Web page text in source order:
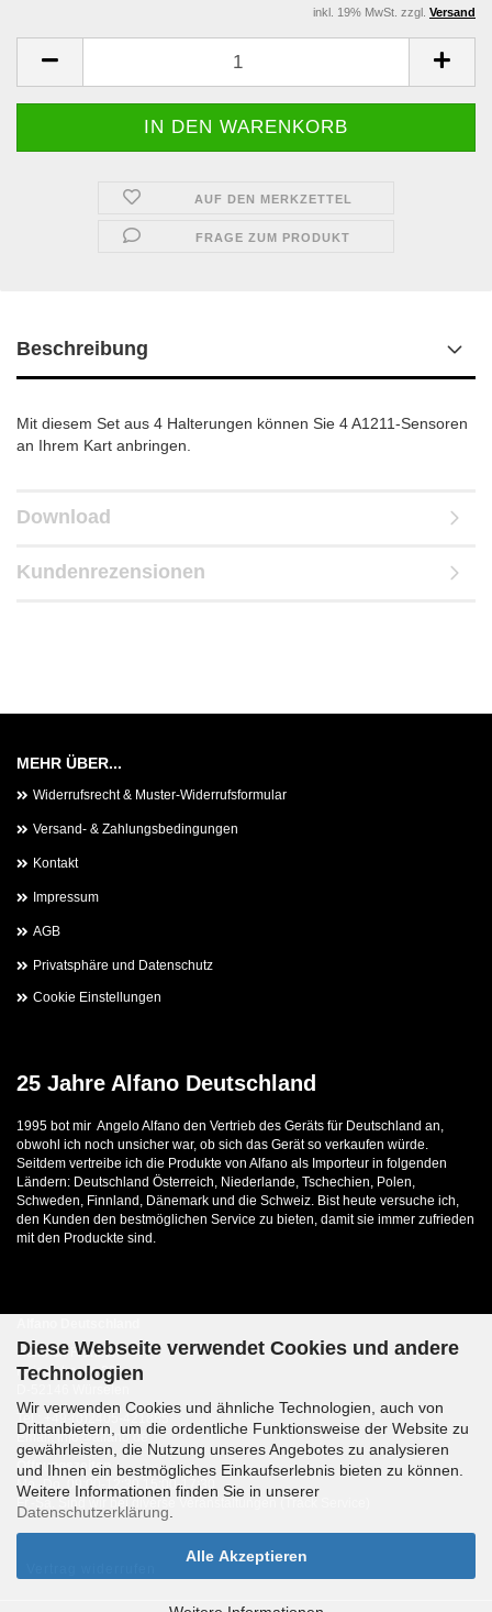
Diese Webseite verwendet Cookies und andere
Technologien
Wir verwenden Cookies und ähnliche Technologien, auch von
Drittanbietern, um die ordentliche Funktionsweise der Website zu
gewährleisten, die Nutzung unseres Angebotes zu analysieren
und Ihnen ein bestmögliches Einkaufserlebnis bieten zu können.
Weitere Informationen finden Sie in unserer
Datenschutzerklärung
Alle Akzeptieren
inkl. 19% MwSt. zzgl. Versand
AUF DEN MERKZETTEL
FRAGE ZUM PRODUKT
Beschreibung
Mit diesem Set aus 4 Halterungen können Sie 4 A1211-Sensoren
an Ihrem Kart anbringen.
Download
Kundenrezensionen
MEHR ÜBER...
Widerrufsrecht & Muster-Widerrufsformular
Versand- & Zahlungsbedingungen
Kontakt
Impressum
AGB
Privatsphäre und Datenschutz
Cookie Einstellungen
25 Jahre Alfano Deutschland
1995 bot mir Angelo Alfano den Vertrieb des Geräts für Deutschland an,
obwohl ich noch unsicher war, ob sich das Gerät so verkaufen würde.
Seitdem vertreibe ich die Produkte von Alfano als Importeur in folgenden
Ländern: Deutschland Österreich, Niederlande, Tschechien, Polen,
Schweden, Finnland, Dänemark und die Schweiz. Bist heute versuche ich,
den Kunden den bestmöglichen Service zu bieten, damit sie immer zufrieden
mit den Produckte sind.
Heinrich Franzen
Kaiserstrasse 22
Email: info@alfano.de
Öffnungszeiten
Mo.-Do. 09:00-12:30 15:00-17:30
Fr.-Sa. Sind wir bei diverse Veranstaltungen (Track Service)